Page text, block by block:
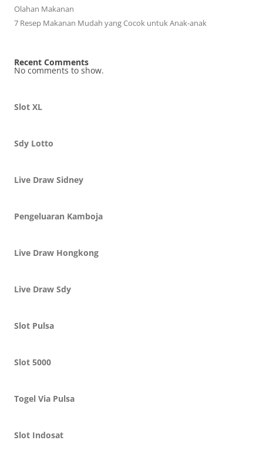
Olahan Makanan
7 Resep Makanan Mudah yang Cocok untuk Anak-anak
Recent Comments
No comments to show.
Slot XL
Sdy Lotto
Live Draw Sidney
Pengeluaran Kamboja
Live Draw Hongkong
Live Draw Sdy
Slot Pulsa
Slot 5000
Togel Via Pulsa
Slot Indosat